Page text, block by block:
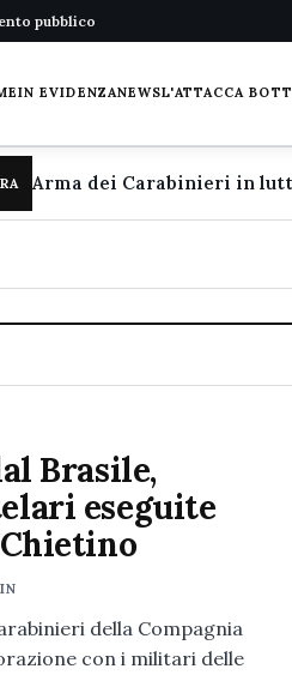
pubblico
IN EVIDENZANEWSL'ATTACCA
Brasile,
eseguite
della Compagnia
con i militari delle